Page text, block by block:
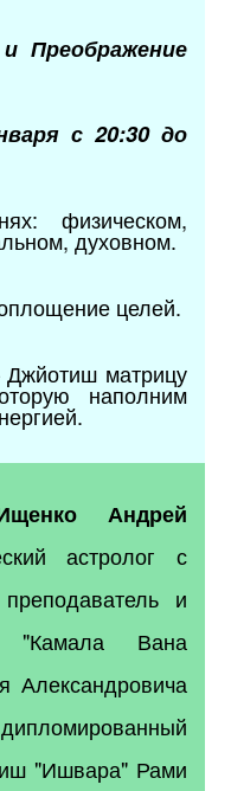
Преображение
с 20:30 до
физическом,
духовном.
целей.
Джйотиш матрицу
наполним
Андрей
астролог с
и
"Камала Вана
Александровича
"Ишвара" Рами